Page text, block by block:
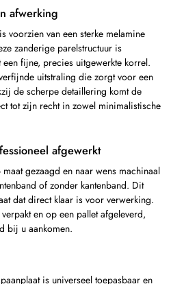
afwerking
voorzien van een sterke melamine
zanderige parelstructuur is
fijne, precies uitgewerkte korrel.
uitstraling die zorgt voor een
de scherpe detaillering komt de
tot zijn recht in zowel minimalistische
afgewerkt
gezaagd en naar wens machinaal
of zonder kantenband. Dit
dat direct klaar is voor verwerking.
en op een pallet afgeleverd,
bij u aankomen.
is universeel toepasbaar en